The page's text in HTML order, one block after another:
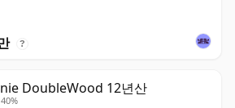
?
DoubleWood 12년산